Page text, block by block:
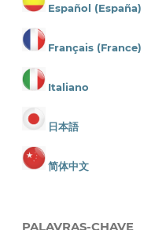
Español (España)
Français (France)
Italiano
日本語
简体中文
PALAVRAS-CHAVE